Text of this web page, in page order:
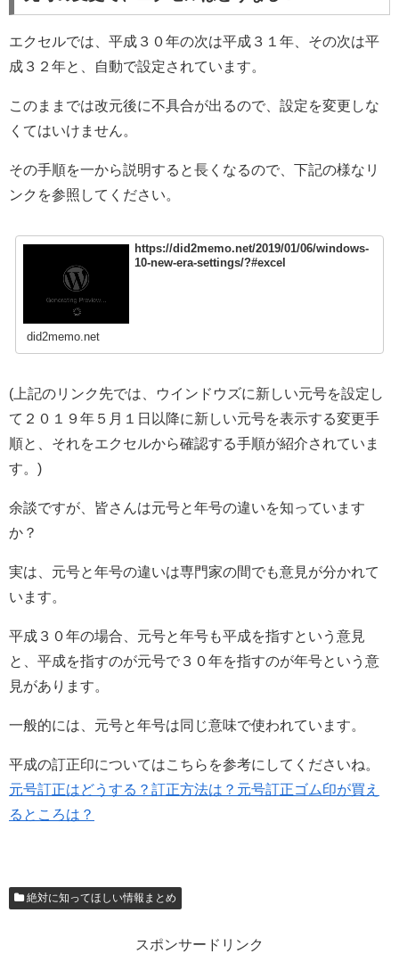
エクセルでは、平成３０年の次は平成３１年、その次は平
成３２年と、自動で設定されています。
このままでは改元後に不具合が出るので、設定を変更しな
くてはいけません。
その手順を一から説明すると長くなるので、下記の様なリ
ンクを参照してください。
https://did2memo.net/2019/01/06/windows-
10-new-era-settings/?#excel
did2memo.net
(上記のリンク先では、ウインドウズに新しい元号を設定し
て２０１９年５月１日以降に新しい元号を表示する変更手
順と、それをエクセルから確認する手順が紹介されていま
す。)
余談ですが、皆さんは元号と年号の違いを知っています
か？
実は、元号と年号の違いは専門家の間でも意見が分かれて
います。
平成３０年の場合、元号と年号も平成を指すという意見
と、平成を指すのが元号で３０年を指すのが年号という意
見があります。
一般的には、元号と年号は同じ意味で使われています。
平成の訂正印についてはこちらを参考にしてくださいね。
元号訂正はどうする？訂正方法は？元号訂正ゴム印が買え
るところは？
絶対に知ってほしい情報まとめ
スポンサードリンク